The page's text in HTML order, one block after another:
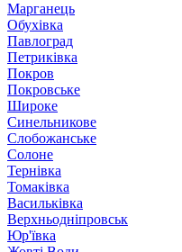
Марганець
Обухівка
Павлоград
Петриківка
Покров
Покровське
Широке
Синельникове
Слобожанське
Солоне
Тернівка
Томаківка
Васильківка
Верхньодніпровськ
Юр'ївка